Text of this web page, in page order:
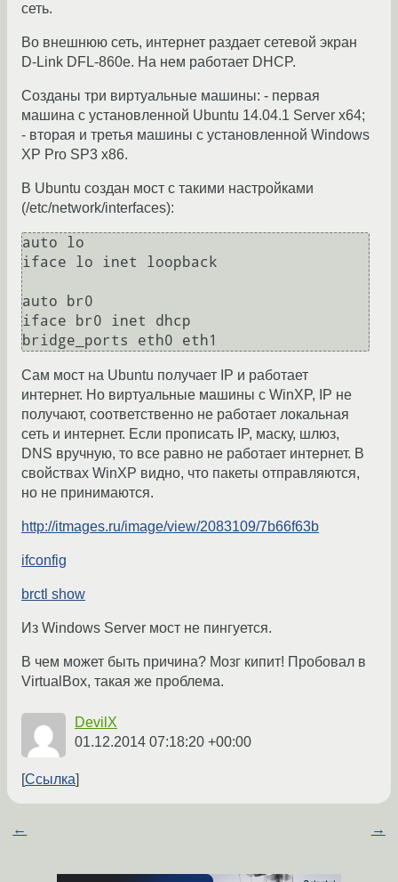
сеть.
Во внешнюю сеть, интернет раздает сетевой экран
D-Link DFL-860e. На нем работает DHCP.
Созданы три виртуальные машины: - первая
машина с установленной Ubuntu 14.04.1 Server x64;
- вторая и третья машины с установленной Windows
XP Pro SP3 x86.
В Ubuntu создан мост с такими настройками
(/etc/network/interfaces):
auto lo
iface lo inet loopback
auto br0
iface br0 inet dhcp
bridge_ports eth0 eth1
Сам мост на Ubuntu получает IP и работает
интернет. Но виртуальные машины с WinXP, IP не
получают, соответственно не работает локальная
сеть и интернет. Если прописать IP, маску, шлюз,
DNS вручную, то все равно не работает интернет. В
свойствах WinXP видно, что пакеты отправляются,
но не принимаются.
http://itmages.ru/image/view/2083109/7b66f63b
ifconfig
brctl show
Из Windows Server мост не пингуется.
В чем может быть причина? Мозг кипит! Пробовал в
VirtualBox, такая же проблема.
DevilX
01.12.2014 07:18:20 +00:00
Ссылка
← →